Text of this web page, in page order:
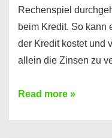
Rechenspiel
beim Kredit. So kann
der Kredit kostet und
allein die Zinsen zu
Ganz
Read more »